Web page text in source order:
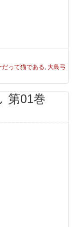
だって猫である,大島弓
第01巻